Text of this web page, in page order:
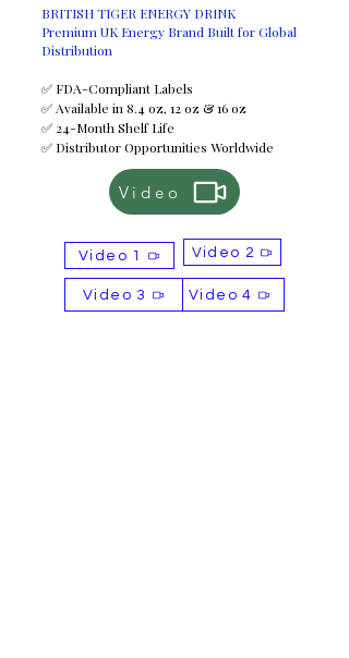
BRITISH TIGER ENERGY DRINK
Premium UK Energy Brand Built for Global
Distribution
✅ FDA-Compliant Labels
✅ Available in 8.4 oz, 12 oz & 16 oz
✅ 24-Month Shelf Life
✅ Distributor Opportunities Worldwide
Video
Video 1 Video 2
Video 4
Video 3